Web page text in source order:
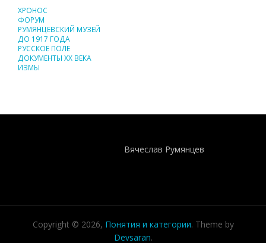
ХРОНОС
ФОРУМ
РУМЯНЦЕВСКИЙ МУЗЕЙ
ДО 1917 ГОДА
РУССКОЕ ПОЛЕ
ДОКУМЕНТЫ XX ВЕКА
ИЗМЫ
Вячеслав Румянцев
Copyright © 2026, Понятия и категории. Theme by
Devsaran.